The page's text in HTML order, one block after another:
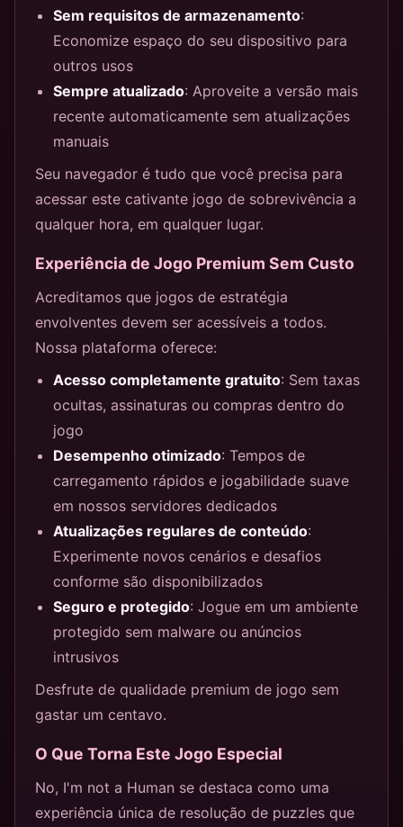
Sem requisitos de armazenamento:
Economize espaço do seu dispositivo para
outros usos
Sempre atualizado: Aproveite a versão mais
recente automaticamente sem atualizações
manuais
Seu navegador é tudo que você precisa para
acessar este cativante jogo de sobrevivência a
qualquer hora, em qualquer lugar.
Experiência de Jogo Premium Sem Custo
Acreditamos que jogos de estratégia
envolventes devem ser acessíveis a todos.
Nossa plataforma oferece:
Acesso completamente gratuito: Sem taxas
ocultas, assinaturas ou compras dentro do
jogo
Desempenho otimizado: Tempos de
carregamento rápidos e jogabilidade suave
em nossos servidores dedicados
Atualizações regulares de conteúdo:
Experimente novos cenários e desafios
conforme são disponibilizados
Seguro e protegido: Jogue em um ambiente
protegido sem malware ou anúncios
intrusivos
Desfrute de qualidade premium de jogo sem
gastar um centavo.
O Que Torna Este Jogo Especial
No, I'm not a Human se destaca como uma
experiência única de resolução de puzzles que